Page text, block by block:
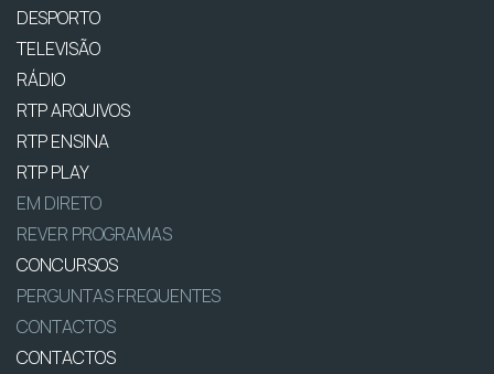
DESPORTO
TELEVISÃO
RÁDIO
RTP ARQUIVOS
RTP ENSINA
RTP PLAY
EM DIRETO
REVER PROGRAMAS
CONCURSOS
PERGUNTAS FREQUENTES
CONTACTOS
CONTACTOS